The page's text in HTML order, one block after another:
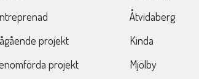
projekt
projekt
Åtvidaberg
Kinda
Mjölby